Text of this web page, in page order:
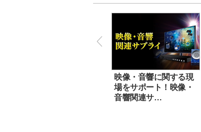
映像・音響に関する現
場をサポート！映像・
音響関連サ…